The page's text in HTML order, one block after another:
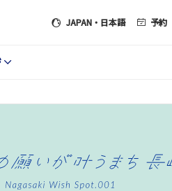
JAPAN ・日本語 予約